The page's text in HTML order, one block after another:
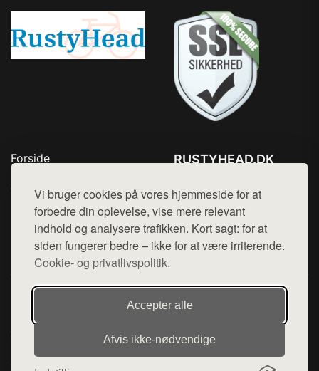
Vi bruger cookies på vores hjemmeside for at
forbedre din oplevelse, vise mere relevant
indhold og analysere trafikken. Kort sagt: for at
siden fungerer bedre – ikke for at være irriterende.
Cookie- og privatlivspolitik.
Accepter alle
Afvis ikke‑nødvendige
Forside
Top Rabatter
Kontakt
RUSTYHEAD.DK
Mail: hej@want.dk
Cookie- og privatlivspolitik
Denne side er en del af want.dk, der udgiver en række
hjemmesider med præsentation af forskellige produkter fra
diverse webshops. Der sælges ikke varer fra denne side - vi
varerne på lager.